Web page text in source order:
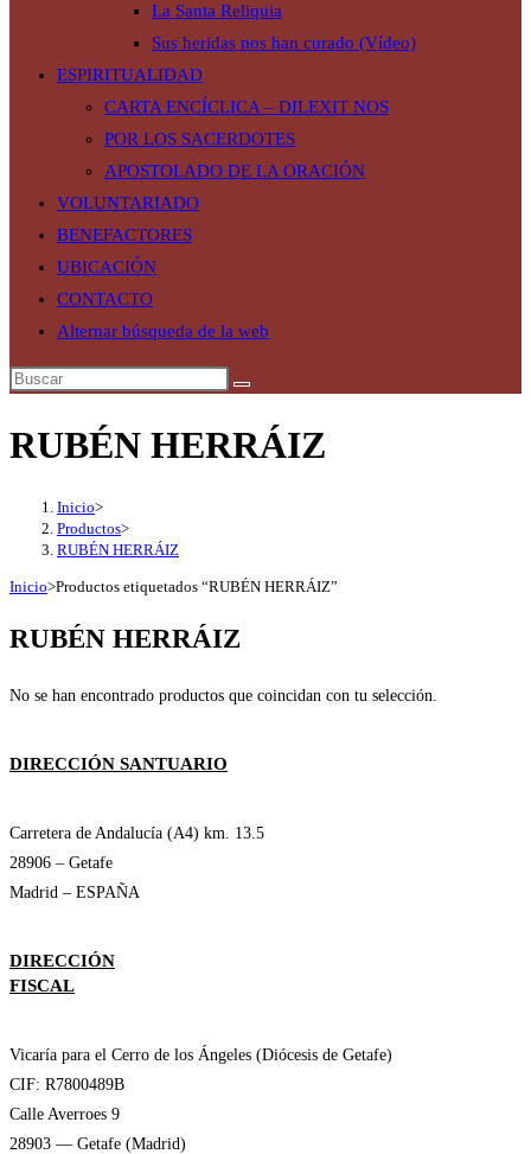
La Santa Reliquia
Sus heridas nos han curado (Vídeo)
ESPIRITUALIDAD
CARTA ENCÍCLICA – DILEXIT NOS
POR LOS SACERDOTES
APOSTOLADO DE LA ORACIÓN
VOLUNTARIADO
BENEFACTORES
UBICACIÓN
CONTACTO
Alternar búsqueda de la web
RUBÉN HERRÁIZ
Inicio>
Productos>
RUBÉN HERRÁIZ
Inicio>Productos etiquetados “RUBÉN HERRÁIZ”
RUBÉN HERRÁIZ
No se han encontrado productos que coincidan con tu selección.
DIRECCIÓN SANTUARIO
Carretera de Andalucía (A4) km. 13.5
28906 – Getafe
Madrid – ESPAÑA
DIRECCIÓN
FISCAL
Vicaría para el Cerro de los Ángeles (Diócesis de Getafe)
CIF: R7800489B
Calle Averroes 9
28903 — Getafe (Madrid)